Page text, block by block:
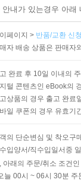
내가 있는경우 아
페이지 > 반품/교환 신
자 배송 상품은 판매자
완료 후 10일 이내의
털 콘텐츠인 eBook의
상품의 경우 출고 완료
일 쿠폰의 경우 유효기
의 단순변심 및 착오구
입양서/직수입일서중
아래의 주문/취소 조건
늘 00시 ~ 06시 30분